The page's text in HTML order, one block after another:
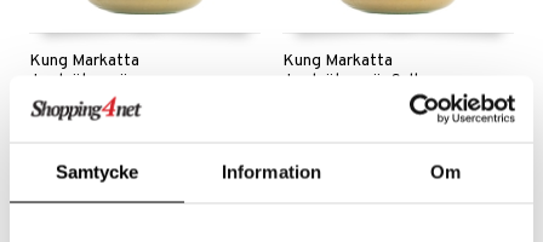
Samtycke Information Om
Kung Markatta
Jordnötssmör
KUNG MARKATTA
Kung Markatta
Jordnötssmör Salt
Kung Markattas økologiske jordnøddesmør med salt